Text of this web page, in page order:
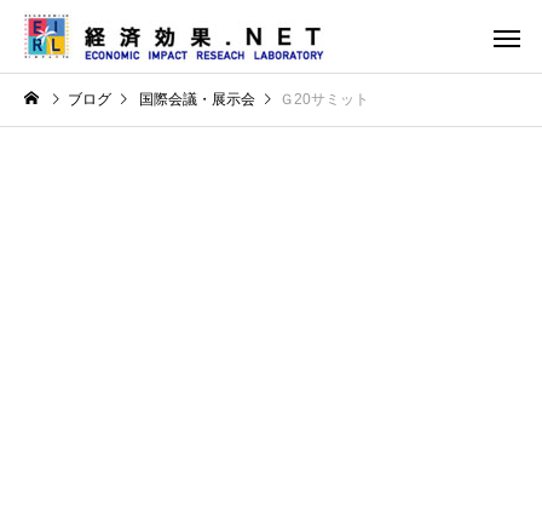
ブログ 国際会議・展示会 Ｇ20サミット